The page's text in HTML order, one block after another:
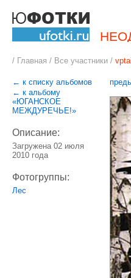
/ Главная / Все участники /
← к списку альбомов
← к альбому
«ЮГАНСКОЕ
МЕЖДУРЕЧЬЕ!»
Описание:
Загружена 02 июля
2010 года
Фотогруппы:
Лес